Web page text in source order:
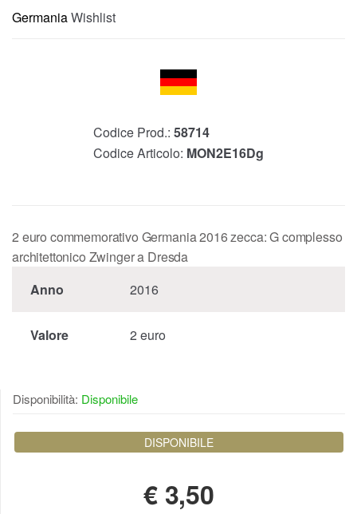
GermaniaWishlist
Codice Prod.: 58714
Codice Articolo: MON2E16Dg
2 euro commemorativo Germania 2016 zecca: G complesso
architettonico Zwinger a Dresda
Anno
2016
Valore 2 euro
Disponibilità: Disponibile
DISPONIBILE
€ 3,50